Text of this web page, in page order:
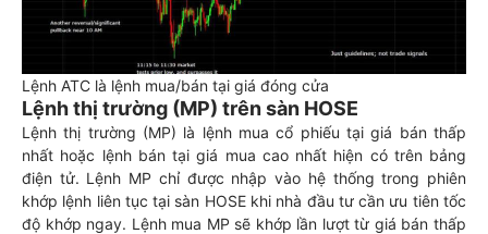
Lệnh ATC là lệnh mua/bán tại giá đóng cửa
Lệnh thị trường (MP) trên sàn HOSE
Lệnh thị trường (MP) là lệnh mua cổ phiếu tại giá bán thấp
nhất hoặc lệnh bán tại giá mua cao nhất hiện có trên bảng
điện tử. Lệnh MP chỉ được nhập vào hệ thống trong phiên
khớp lệnh liên tục tại sàn HOSE khi nhà đầu tư cần ưu tiên tốc
độ khớp ngay. Lệnh mua MP sẽ khớp lần lượt từ giá bán thấp